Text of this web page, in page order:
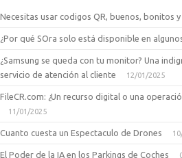
Necesitas usar codigos QR, buenos, bonitos
¿Por qué SOra solo está disponible en
¿Samsung se queda con tu monitor? Una
servicio de atención al cliente
12/01/2025
FileCR.com: ¿Un recurso digital o una
11/01/2025
Cuanto cuesta un Espectaculo de Drones
El Poder de la IA en los Parkings de Coches